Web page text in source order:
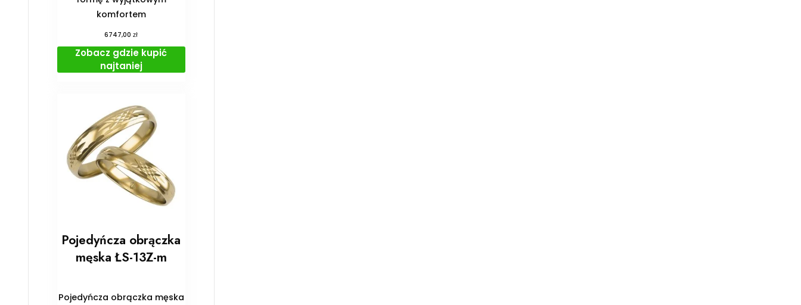
komfortem
6747,00zł
Zobacz gdzie kupić
najtaniej
Pojedyńcza obrączka
męska ŁS-13Z-m
Pojedyńcza obrączka męska